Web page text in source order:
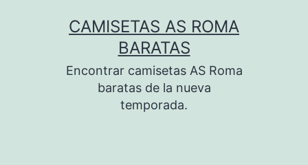
CAMISETAS AS ROMA
BARATAS
Encontrar camisetas AS Roma
baratas de la nueva
temporada.